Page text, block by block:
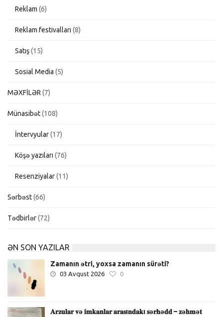
Reklam (6)
Reklam festivalları (8)
Satış(15)
Sosial Media (5)
MƏXFİLƏR (7)
Münasibət(108)
İntervyular(17)
Köşə yazıları (76)
Resenziyalar(11)
Sərbəst(66)
Tədbirlər(72)
ƏN SON YAZILAR
Zamanın ətri, yoxsa zamanın sürəti?
03 Avqust 2026 0
𝐀𝐫𝐳𝐮𝐥𝐚𝐫 𝐯ə 𝐢𝐦𝐤𝐚𝐧𝐥𝐚𝐫 𝐚𝐫𝐚𝐬ı𝐧𝐝𝐚𝐤ı 𝐬ə𝐫𝐡ə𝐝𝐝 – 𝐳ə𝐡𝐦ə𝐭